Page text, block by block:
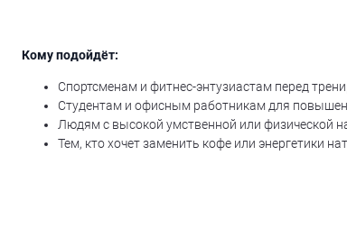
Кому подойдёт:
Спортсменам и фитнес-энтузиастам перед
Студентам и офисным работникам для
Людям с высокой умственной или физической
Тем, кто хочет заменить кофе или энергетики